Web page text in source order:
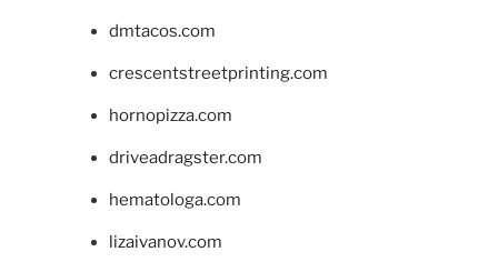
dmtacos.com
crescentstreetprinting.com
hornopizza.com
driveadragster.com
hematologa.com
lizaivanov.com